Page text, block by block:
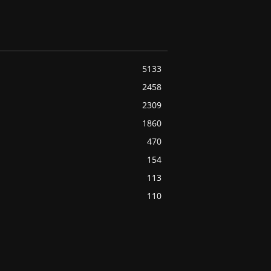
5133
2458
2309
1860
470
154
113
110